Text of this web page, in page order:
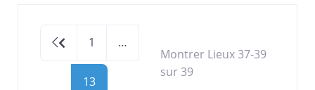
Newer posts
1 …
13
Montrer Lieux 37-39
sur 39